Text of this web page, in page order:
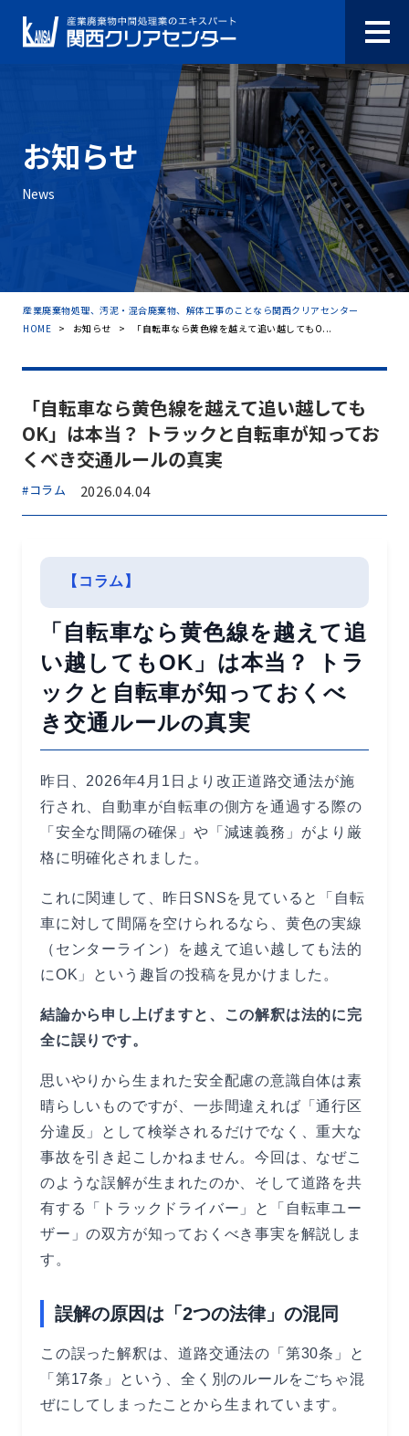
お知らせ
News
産業廃棄物処理、汚泥・混合廃棄物、解体工事のことなら関西クリアセンター
HOME > お知らせ > 「自転車なら黄色線を越えて追い越してもO...
「自転車なら黄色線を越えて追い越しても
OK」は本当？ トラックと自転車が知ってお
くべき交通ルールの真実
#コラム 2026.04.04
【コラム】
「自転車なら黄色線を越えて追
い越してもOK」は本当？ トラ
ックと自転車が知っておくべ
き交通ルールの真実
昨日、2026年4月1日より改正道路交通法が施
行され、自動車が自転車の側方を通過する際の
「安全な間隔の確保」や「減速義務」がより厳
格に明確化されました。
これに関連して、昨日SNSを見ていると「自転
車に対して間隔を空けられるなら、黄色の実線
（センターライン）を越えて追い越しても法的
にOK」という趣旨の投稿を見かけました。
結論から申し上げますと、この解釈は法的に完
全に誤りです。
思いやりから生まれた安全配慮の意識自体は素
晴らしいものですが、一歩間違えれば「通行区
分違反」として検挙されるだけでなく、重大な
事故を引き起こしかねません。今回は、なぜこ
のような誤解が生まれたのか、そして道路を共
有する「トラックドライバー」と「自転車ユー
ザー」の双方が知っておくべき事実を解説しま
す。
誤解の原因は「2つの法律」の混同
この誤った解釈は、道路交通法の「第30条」と
「第17条」という、全く別のルールをごちゃ混
ぜにしてしまったことから生まれています。